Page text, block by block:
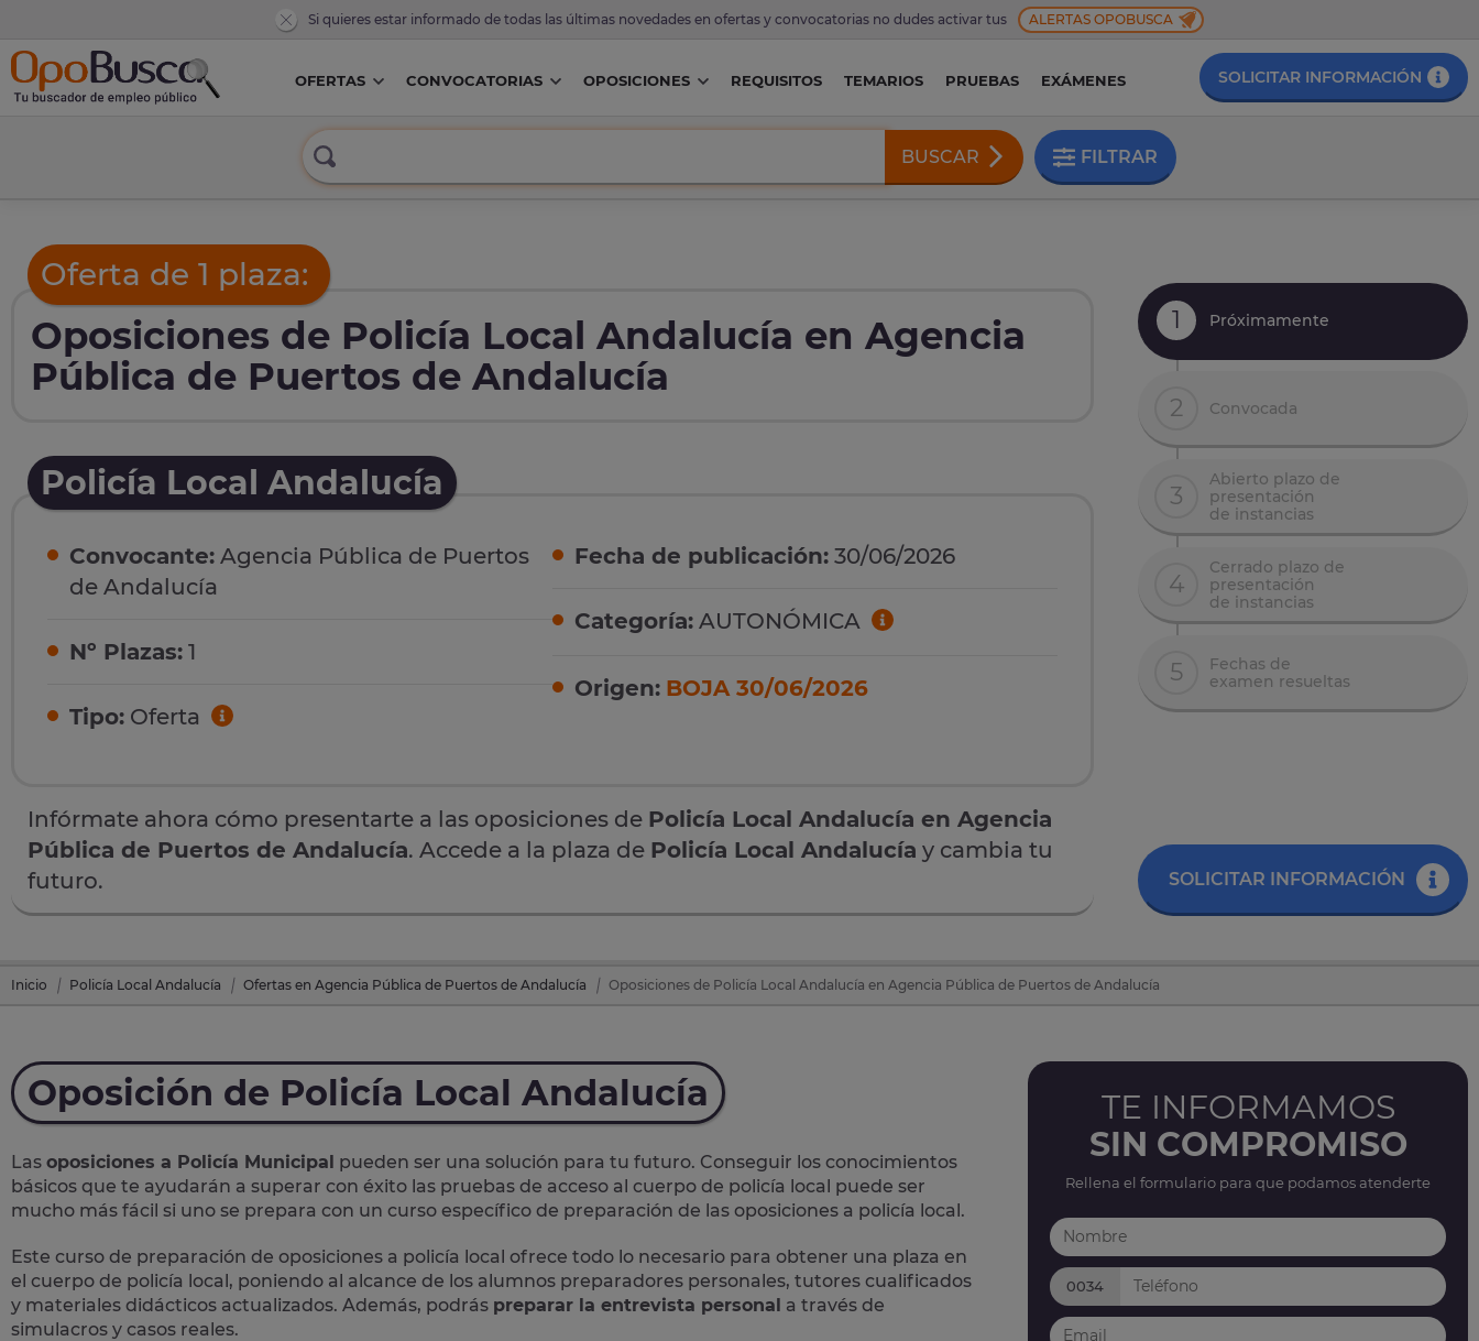
Si quieres estar informado de todas las últimas novedades en ofertas y convocatorias no dudes activar tus ALERTAS OPOBUSCA
OFERTAS CONVOCATORIAS OPOSICIONES REQUISITOS TEMARIOS PRUEBAS EXÁMENES SOLICITAR INFORMACIÓN
BUSCAR FILTRAR
Oferta de 1 plaza:
Oposiciones de Policía Local Andalucía en Agencia
Pública de Puertos de Andalucía
Policía Local Andalucía
Convocante: Agencia Pública de Puertos
de Andalucía
Nº Plazas: 1
Tipo: Oferta
Fecha de publicación: 30/06/2026
Categoría: AUTONÓMICA
Origen: BOJA 30/06/2026
Infórmate ahora cómo presentarte a las oposiciones de Policía Local Andalucía en Agencia
Pública de Puertos de Andalucía. Accede a la plaza de Policía Local Andalucía y cambia tu
futuro.
1 Próximamente
2 Convocada
3
Abierto plazo de
presentación
de instancias
4
Cerrado plazo de
presentación
de instancias
5
Fechas de
examen resueltas
SOLICITAR INFORMACIÓN
Inicio Policía Local Andalucía Ofertas en Agencia Pública de Puertos de Andalucía Oposiciones de Policía Local Andalucía en Agencia Pública de Puertos de Andalucía
Oposición de Policía Local Andalucía
Las oposiciones a Policía Municipal pueden ser una solución para tu futuro. Conseguir los conocimientos
básicos que te ayudarán a superar con éxito las pruebas de acceso al cuerpo de policía local puede ser
mucho más fácil si uno se prepara con un curso específico de preparación de las oposiciones a policía local.
Este curso de preparación de oposiciones a policía local ofrece todo lo necesario para obtener una plaza en
el cuerpo de policía local, poniendo al alcance de los alumnos preparadores personales, tutores cualificados
y materiales didácticos actualizados. Además, podrás preparar la entrevista personal a través de
simulacros y casos reales.
TE INFORMAMOS
SIN COMPROMISO
Rellena el formulario para que podamos atenderte
0034